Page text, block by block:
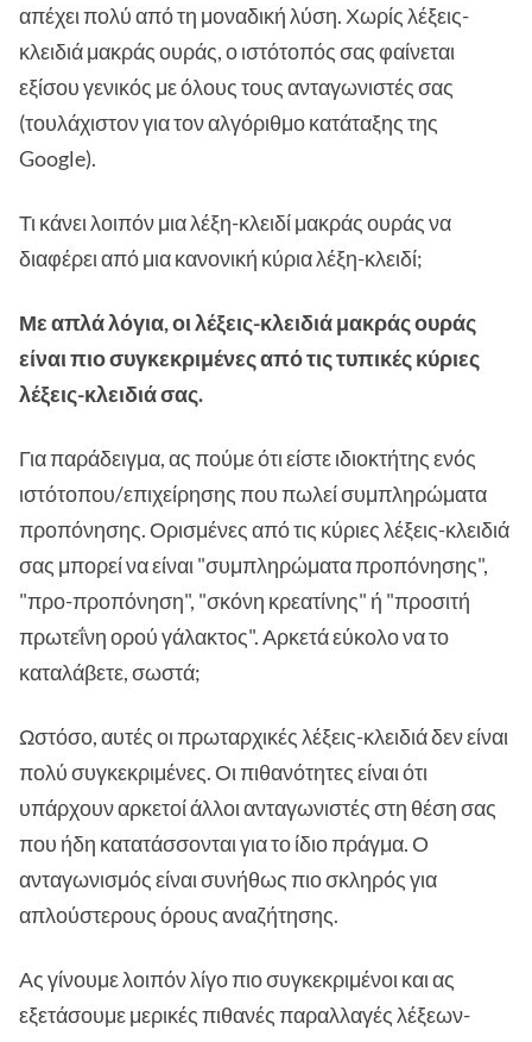
απέχει πολύ από τη μοναδική λύση. Χωρίς λέξεις-
κλειδιά μακράς ουράς, ο ιστότοπός σας φαίνεται
εξίσου γενικός με όλους τους ανταγωνιστές σας
(τουλάχιστον για τον αλγόριθμο κατάταξης της
Google).
Τι κάνει λοιπόν μια λέξη-κλειδί μακράς ουράς να
διαφέρει από μια κανονική κύρια λέξη-κλειδί;
Με απλά λόγια, οι λέξεις-κλειδιά μακράς ουράς
είναι πιο συγκεκριμένες από τις τυπικές κύριες
λέξεις-κλειδιά σας.
Για παράδειγμα, ας πούμε ότι είστε ιδιοκτήτης ενός
ιστότοπου/επιχείρησης που πωλεί συμπληρώματα
προπόνησης. Ορισμένες από τις κύριες λέξεις-κλειδιά
σας μπορεί να είναι "συμπληρώματα προπόνησης",
"προ-προπόνηση", "σκόνη κρεατίνης" ή "προσιτή
πρωτεΐνη ορού γάλακτος". Αρκετά εύκολο να το
καταλάβετε, σωστά;
Ωστόσο, αυτές οι πρωταρχικές λέξεις-κλειδιά δεν είναι
πολύ συγκεκριμένες. Οι πιθανότητες είναι ότι
υπάρχουν αρκετοί άλλοι ανταγωνιστές στη θέση σας
που ήδη κατατάσσονται για το ίδιο πράγμα. Ο
ανταγωνισμός είναι συνήθως πιο σκληρός για
απλούστερους όρους αναζήτησης.
Ας γίνουμε λοιπόν λίγο πιο συγκεκριμένοι και ας
εξετάσουμε μερικές πιθανές παραλλαγές λέξεων-